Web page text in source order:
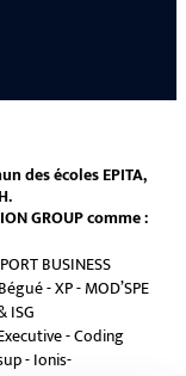
des écoles EPITA,
GROUP comme :
BUSINESS
-XP-MOD’SPE
ISG
-Coding
-Ionis-